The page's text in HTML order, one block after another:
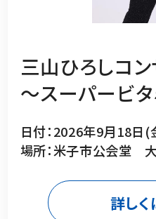
三山ひろしコン
～スーパービ
日付：2026年9月18日(
場所：米子市公会堂
詳しく